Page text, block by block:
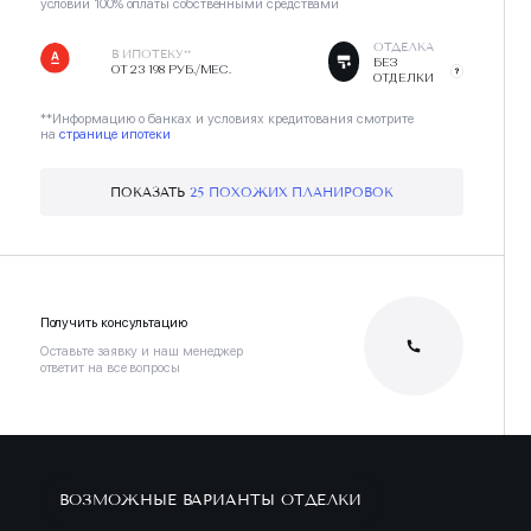
условии 100% оплаты собственными средствами
В ИПОТЕКУ**
ОТ 23 198 РУБ./МЕС.
ОТДЕЛКА
БЕЗ
ОТДЕЛКИ
**Информацию о банках и условиях кредитования смотрите
на странице ипотеки
ПОКАЗАТЬ25 ПОХОЖИХ ПЛАНИРОВОК
Получить консультацию
Оставьте заявку и наш менеджер
ответит на все вопросы
ВОЗМОЖНЫЕ ВАРИАНТЫ ОТДЕЛКИ